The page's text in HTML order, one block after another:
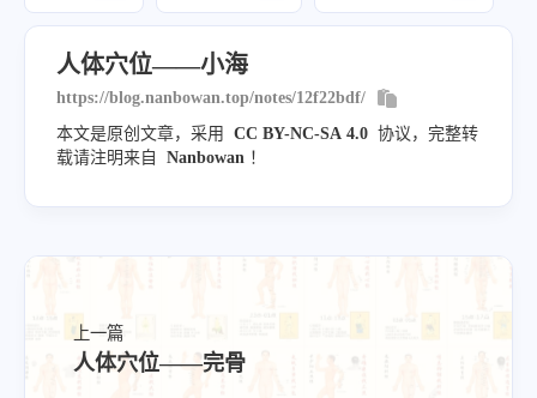
人体穴位——小海
https://blog.nanbowan.top/notes/12f22bdf/
本文是原创文章，采用
CC BY-NC-SA 4.0 协议，完整转
载请注明来自
Nanbowan ！
上一篇
人体穴位——完骨